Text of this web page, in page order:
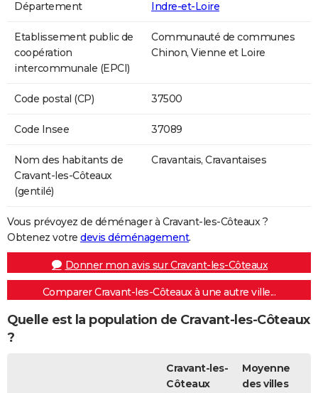
Département Indre-et-Loire
Etablissement public de
coopération
intercommunale (EPCI)
Communauté de communes
Chinon, Vienne et Loire
Code postal (CP) 37500
Code Insee 37089
Nom des habitants de
Cravant-les-Côteaux
(gentilé)
Cravantais, Cravantaises
Vous prévoyez de déménager à Cravant-les-Côteaux ?
Obtenez votre devis déménagement.
Donner mon avis sur Cravant-les-Côteaux
Comparer Cravant-les-Côteaux à une autre ville...
Quelle est la population de Cravant-les-Côteaux
?
Cravant-les-
Côteaux
Moyenne
des villes